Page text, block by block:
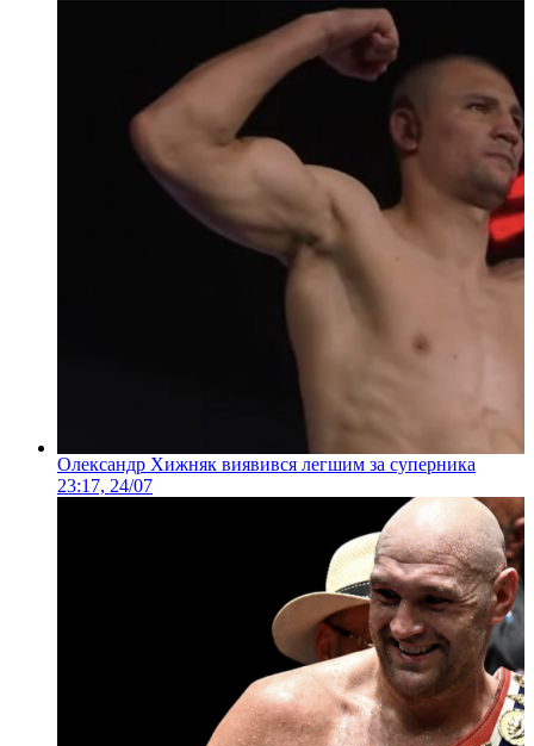
Олександр Хижняк виявився легшим за суперника
23:17, 24/07